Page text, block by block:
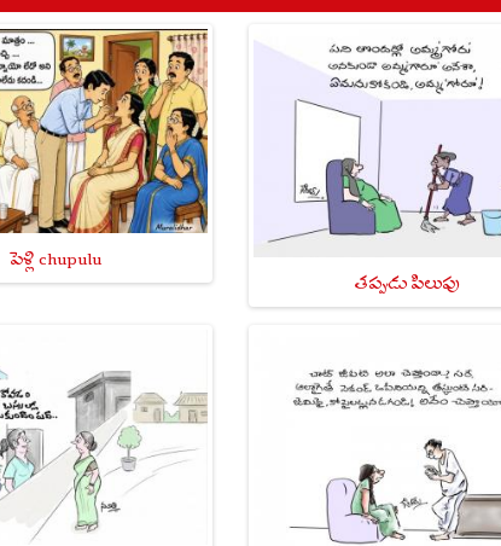
పెళ్లి chupulu
తప్పుడు పిలుపు